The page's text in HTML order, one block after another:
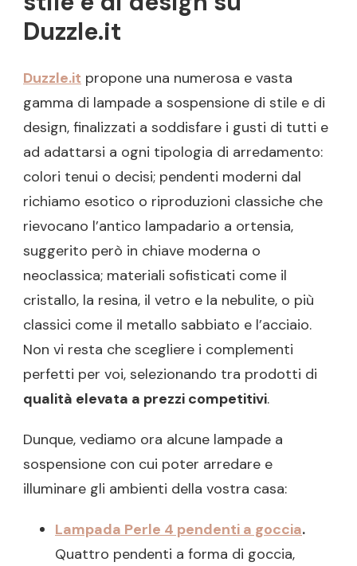
Duzzle.it
Duzzle.it propone una numerosa e vasta
gamma di lampade a sospensione di stile e di
design, finalizzati a soddisfare i gusti di tutti e
ad adattarsi a ogni tipologia di arredamento:
colori tenui o decisi; pendenti moderni dal
richiamo esotico o riproduzioni classiche che
rievocano l’antico lampadario a ortensia,
suggerito però in chiave moderna o
neoclassica; materiali sofisticati come il
cristallo, la resina, il vetro e la nebulite, o più
classici come il metallo sabbiato e l’acciaio.
Non vi resta che scegliere i complementi
perfetti per voi, selezionando tra prodotti di
qualità elevata a prezzi competitivi.
Dunque, vediamo ora alcune lampade a
sospensione con cui poter arredare e
illuminare gli ambienti della vostra casa:
Lampada Perle 4 pendenti a goccia.
Quattro pendenti a forma di goccia,